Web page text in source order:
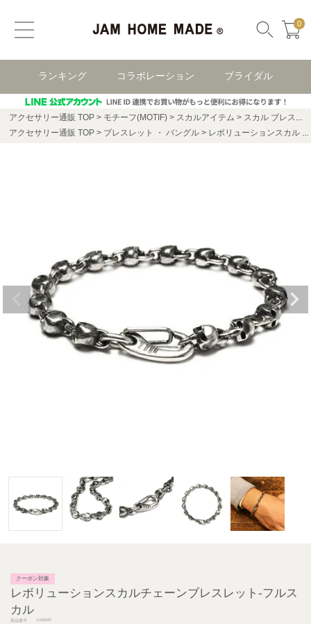
0
ランキング コラボレーション ブライダル
アクセサリー通販 TOP モチーフ(MOTIF) スカルアイテム
スカル ブレスレット
アクセサリー通販 TOP
ブレスレット ・ バングル レボリューションスカル チェーン ブレスレット -フルスカル
クーポン対象
レボリューションスカルチェーンブレスレット-フルス
カル
商品番号 J-NS047